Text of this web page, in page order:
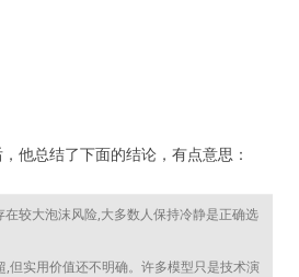
总结了下面的结论，有点意思：
较大泡沫风险,大多数人保持冷静是正确选
实用价值还不明确。许多模型只是技术演